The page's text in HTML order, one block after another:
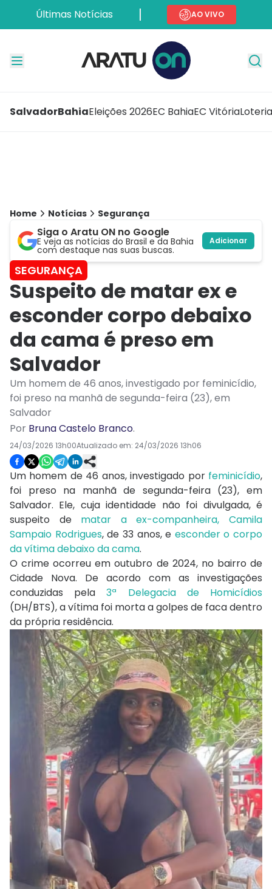
Últimas Notícias AO VIVO
SalvadorBahiaEleições 2026EC BahiaEC Vitória
Home Notícias Segurança
Siga o Aratu ON no Google
E veja as notícias do Brasil e da Bahia
com destaque nas suas buscas.
Adicionar
SEGURANÇA
Suspeito de matar ex e
esconder corpo debaixo
da cama é preso em
Salvador
Um homem de 46 anos, investigado por feminicídio,
foi preso na manhã de segunda-feira (23), em
Salvador
Por Bruna Castelo Branco.
24/03/2026 13h00Atualizado em: 24/03/2026 13h06
Um homem de 46 anos, investigado por feminicídio,
foi preso na manhã de segunda-feira (23), em
Salvador. Ele, cuja identidade não foi divulgada, é
suspeito de matar a ex-companheira, Camila
Sampaio Rodrigues, de 33 anos, e esconder o corpo
da vítima debaixo da cama.
O crime ocorreu em outubro de 2024, no bairro de
Cidade Nova. De acordo com as investigações
conduzidas pela3ª Delegacia de Homicídios
(DH/BTS), a vítima foi morta a golpes de faca dentro
da própria residência.